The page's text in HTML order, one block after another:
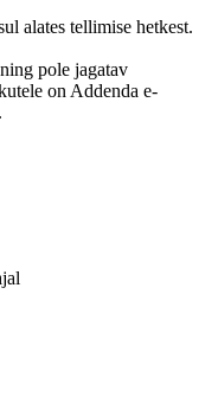
alates tellimise hetkest.
pole jagatav
on Addenda e-